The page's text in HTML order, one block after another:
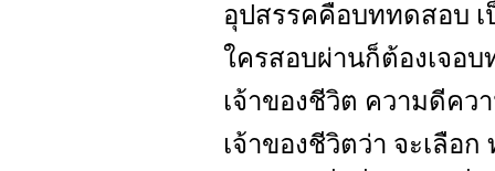
อุปสรรคคือบททดสอบ
ใครสอบผ่านก็ต้องเจอ
เจ้าของชีวิต ความดีคว
เจ้าของชีวิตว่า จะเลือ